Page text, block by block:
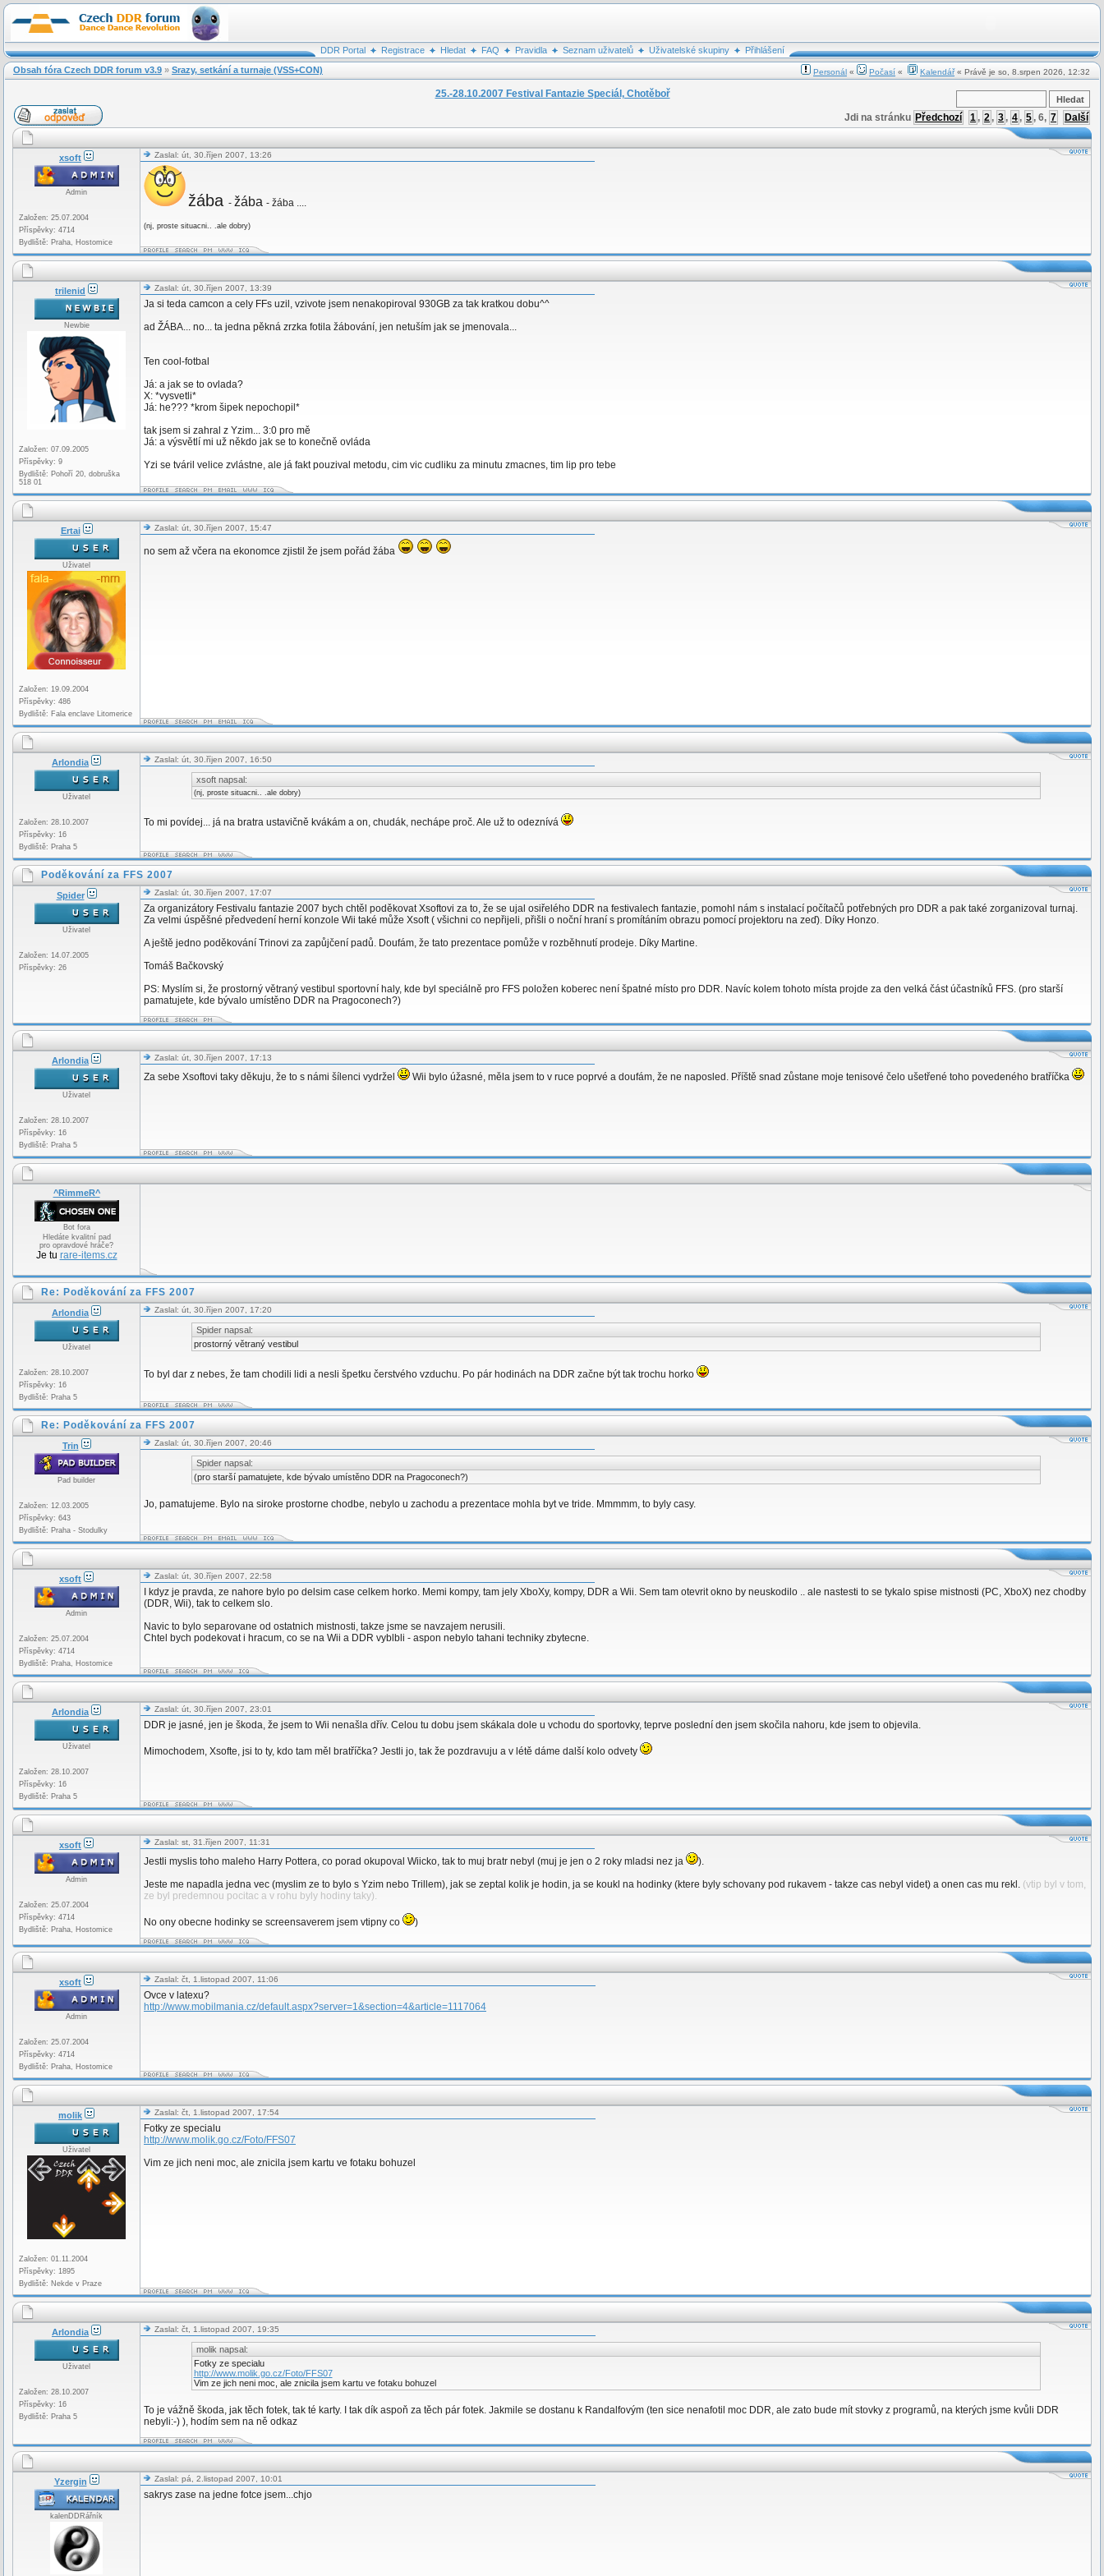
DDR Portal Registrace Hledat FAQ Pravidla Seznam uživatelů Uživatelské skupiny
Přihlášení
Obsah fóra Czech DDR forum v3.9 » Srazy, setkání a turnaje (VSS+CON) Personál « Počasí « Kalendář« Právě je so, 8.srpen 2026, 12:32
25.-28.10.2007 Festival Fantazie Speciál, Chotěboř
Jdi na stránku Předchozí 1 , 2 , 3 , 4 , 5 , 6, 7 Další
xsoft
Admin
Založen: 25.07.2004
Příspěvky: 4714
Bydliště: Praha, Hostomice
Zaslal: út, 30.říjen 2007, 13:26
žába - žába - žába ....
(nj, proste situacni.. .ale dobry)
trilenid
Newbie
Založen: 07.09.2005
Příspěvky: 9
Bydliště: Pohoří 20, dobruška
518 01
Zaslal: út, 30.říjen 2007, 13:39
Ja si teda camcon a cely FFs uzil, vzivote jsem nenakopiroval 930GB za tak kratkou dobu^^
ad ŽÁBA... no... ta jedna pěkná zrzka fotila žábování, jen netuším jak se jmenovala...
Ten cool-fotbal
Já: a jak se to ovlada?
X: *vysvetli*
Já: he??? *krom šipek nepochopil*
tak jsem si zahral z Yzim... 3:0 pro mě
Já: a výsvětlí mi už někdo jak se to konečně ovláda
Yzi se tváril velice zvlástne, ale já fakt pouzival metodu, cim vic cudliku za minutu zmacnes, tim lip pro tebe
Ertai
Uživatel
Založen: 19.09.2004
Příspěvky: 486
Bydliště: Fala enclave Litomerice
Zaslal: út, 30.říjen 2007, 15:47
no sem až včera na ekonomce zjistil že jsem pořád žába
Arlondia
Uživatel
Založen: 28.10.2007
Příspěvky: 16
Bydliště: Praha 5
Zaslal: út, 30.říjen 2007, 16:50
xsoft napsal:
(nj, proste situacni.. .ale dobry)
To mi povídej... já na bratra ustavičně kvákám a on, chudák, nechápe proč. Ale už to odeznívá
Poděkování za FFS 2007
Spider
Uživatel
Založen: 14.07.2005
Příspěvky: 26
Zaslal: út, 30.říjen 2007, 17:07
Za organizátory Festivalu fantazie 2007 bych chtěl poděkovat Xsoftovi za to, že se ujal osiřelého DDR na festivalech fantazie, pomohl nám s instalací počítačů potřebných pro DDR a pak také zorganizoval turnaj.
Za velmi úspěšné předvedení herní konzole Wii také může Xsoft ( všichni co nepřijeli, přišli o noční hraní s promítáním obrazu pomocí projektoru na zeď). Díky Honzo.
A ještě jedno poděkování Trinovi za zapůjčení padů. Doufám, že tato prezentace pomůže v rozběhnutí prodeje. Díky Martine.
Tomáš Bačkovský
PS: Myslím si, že prostorný větraný vestibul sportovní haly, kde byl speciálně pro FFS položen koberec není špatné místo pro DDR. Navíc kolem tohoto místa projde za den velká část účastníků FFS. (pro starší
pamatujete, kde bývalo umístěno DDR na Pragoconech?)
Arlondia
Uživatel
Založen: 28.10.2007
Příspěvky: 16
Bydliště: Praha 5
Zaslal: út, 30.říjen 2007, 17:13
Za sebe Xsoftovi taky děkuju, že to s námi šílenci vydržel Wii bylo úžasné, měla jsem to v ruce poprvé a doufám, že ne naposled. Příště snad zůstane moje tenisové čelo ušetřené toho povedeného bratříčka
^RimmeR^
Bot fora
Hledáte kvalitní pad
pro opravdové hráče?
Je tu rare-items.cz
Re: Poděkování za FFS 2007
Arlondia
Uživatel
Založen: 28.10.2007
Příspěvky: 16
Bydliště: Praha 5
Zaslal: út, 30.říjen 2007, 17:20
Spider napsal:
prostorný větraný vestibul
To byl dar z nebes, že tam chodili lidi a nesli špetku čerstvého vzduchu. Po pár hodinách na DDR začne být tak trochu horko
Re: Poděkování za FFS 2007
Trin
Pad builder
Založen: 12.03.2005
Příspěvky: 643
Bydliště: Praha - Stodulky
Zaslal: út, 30.říjen 2007, 20:46
Spider napsal:
(pro starší pamatujete, kde bývalo umístěno DDR na Pragoconech?)
Jo, pamatujeme. Bylo na siroke prostorne chodbe, nebylo u zachodu a prezentace mohla byt ve tride. Mmmmm, to byly casy.
xsoft
Admin
Založen: 25.07.2004
Příspěvky: 4714
Bydliště: Praha, Hostomice
Zaslal: út, 30.říjen 2007, 22:58
I kdyz je pravda, ze nahore bylo po delsim case celkem horko. Memi kompy, tam jely XboXy, kompy, DDR a Wii. Sem tam otevrit okno by neuskodilo .. ale nastesti to se tykalo spise mistnosti (PC, XboX) nez chodby
(DDR, Wii), tak to celkem slo.
Navic to bylo separovane od ostatnich mistnosti, takze jsme se navzajem nerusili.
Chtel bych podekovat i hracum, co se na Wii a DDR vyblbli - aspon nebylo tahani techniky zbytecne.
Arlondia
Uživatel
Založen: 28.10.2007
Příspěvky: 16
Bydliště: Praha 5
Zaslal: út, 30.říjen 2007, 23:01
DDR je jasné, jen je škoda, že jsem to Wii nenašla dřív. Celou tu dobu jsem skákala dole u vchodu do sportovky, teprve poslední den jsem skočila nahoru, kde jsem to objevila.
Mimochodem, Xsofte, jsi to ty, kdo tam měl bratříčka? Jestli jo, tak že pozdravuju a v létě dáme další kolo odvety
xsoft
Admin
Založen: 25.07.2004
Příspěvky: 4714
Bydliště: Praha, Hostomice
Zaslal: st, 31.říjen 2007, 11:31
Jestli myslis toho maleho Harry Pottera, co porad okupoval Wiicko, tak to muj bratr nebyl (muj je jen o 2 roky mladsi nez ja
).
Jeste me napadla jedna vec (myslim ze to bylo s Yzim nebo Trillem), jak se zeptal kolik je hodin, ja se koukl na hodinky (ktere byly schovany pod rukavem - takze cas nebyl videt) a onen cas mu rekl. (vtip byl v tom,
ze byl predemnou pocitac a v rohu byly hodiny taky).
No ony obecne hodinky se screensaverem jsem vtipny co )
xsoft
Admin
Založen: 25.07.2004
Příspěvky: 4714
Bydliště: Praha, Hostomice
Zaslal: čt, 1.listopad 2007, 11:06
Ovce v latexu?
http://www.mobilmania.cz/default.aspx?server=1&section=4&article=1117064
molik
Uživatel
Založen: 01.11.2004
Příspěvky: 1895
Bydliště: Nekde v Praze
Zaslal: čt, 1.listopad 2007, 17:54
Fotky ze specialu
http://www.molik.go.cz/Foto/FFS07
Vim ze jich neni moc, ale znicila jsem kartu ve fotaku bohuzel
Arlondia
Uživatel
Založen: 28.10.2007
Příspěvky: 16
Bydliště: Praha 5
Zaslal: čt, 1.listopad 2007, 19:35
molik napsal:
Fotky ze specialu
http://www.molik.go.cz/Foto/FFS07
Vim ze jich neni moc, ale znicila jsem kartu ve fotaku bohuzel
To je vážně škoda, jak těch fotek, tak té karty. I tak dík aspoň za těch pár fotek. Jakmile se dostanu k Randalfovým (ten sice nenafotil moc DDR, ale zato bude mít stovky z programů, na kterých jsme kvůli DDR
nebyli:-) ), hodím sem na ně odkaz
Yzergin
kalenDDRářník
Zaslal: pá, 2.listopad 2007, 10:01
sakrys zase na jedne fotce jsem...chjo